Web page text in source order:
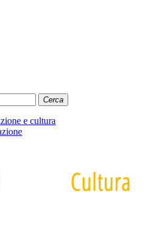
Cerca
e cultura